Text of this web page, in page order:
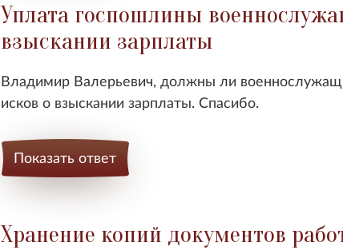
Уплата госпошлины
взыскании зарплаты
Владимир Валерьевич, должны ли в
исков о взыскании зарплаты. Спасибо.
Показать ответ
Хранение копий документов